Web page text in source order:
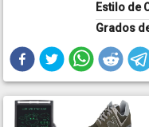
Estilo de
Grados